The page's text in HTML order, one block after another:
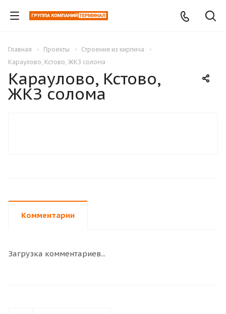
Главная Проекты
Строения из кирпича
Караулово, Кстово, ЖКЗ солома
Караулово, Кстово,
ЖКЗ солома
Комментарии
Загрузка комментариев...